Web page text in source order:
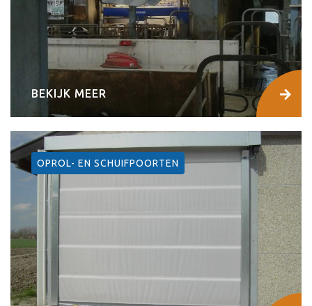
BEKIJK MEER
OPROL- EN SCHUIFPOORTEN